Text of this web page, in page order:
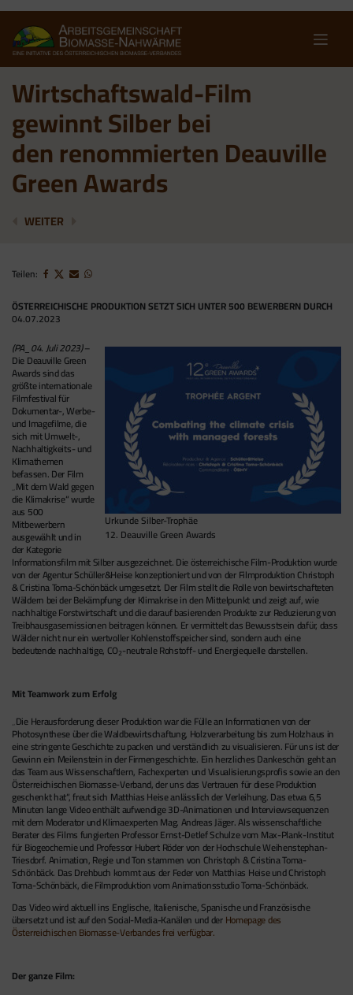
content
Wirtschaftswald-Film
gewinnt Silber bei
den renommierten Deauville
Green Awards
NEUE STUDIE: PROAKTIVER WALDUMBAU HILFT DEM
WEITER
Teilen:
ÖSTERREICHISCHE PRODUKTION SETZT SICH UNTER 500 BEWERBERN DURCH
04.07.2023
Urkunde Silber-Trophäe
12. Deauville Green Awards
(PA_04. Juli 2023)–
Die Deauville Green
Awards sind das
größte internationale
Filmfestival für
Dokumentar-, Werbe-
und Imagefilme, die
sich mit Umwelt-,
Nachhaltigkeits- und
Klimathemen
befassen. Der Film
„Mit dem Wald gegen
die Klimakrise“ wurde
aus 500
Mitbewerbern
ausgewählt und in
der Kategorie
Informationsfilm mit Silber ausgezeichnet. Die österreichische Film-Produktion wurde
von der Agentur Schüller&Heise konzeptioniert und von der Filmproduktion Christoph
& Cristina Toma-Schönbäck umgesetzt. Der Film stellt die Rolle von bewirtschafteten
Wäldern bei der Bekämpfung der Klimakrise in den Mittelpunkt und zeigt auf, wie
nachhaltige Forstwirtschaft und die darauf basierenden Produkte zur Reduzierung von
Treibhausgasemissionen beitragen können. Er vermittelt das Bewusstsein dafür, dass
Wälder nicht nur ein wertvoller Kohlenstoffspeicher sind, sondern auch eine
bedeutende nachhaltige, CO2-neutrale Rohstoff- und Energiequelle darstellen.
Mit Teamwork zum Erfolg
„Die Herausforderung dieser Produktion war die Fülle an Informationen von der
Photosynthese über die Waldbewirtschaftung, Holzverarbeitung bis zum Holzhaus in
eine stringente Geschichte zu packen und verständlich zu visualisieren. Für uns ist der
Gewinn ein Meilenstein in der Firmengeschichte. Ein herzliches Dankeschön geht an
das Team aus Wissenschaftlern, Fachexperten und Visualisierungsprofis sowie an den
Österreichischen Biomasse-Verband, der uns das Vertrauen für diese Produktion
geschenkt hat“, freut sich Matthias Heise anlässlich der Verleihung. Das etwa 6,5
Minuten lange Video enthält aufwendige 3D-Animationen und Interviewsequenzen
mit dem Moderator und Klimaexperten Mag. Andreas Jäger. Als wissenschaftliche
Berater des Films fungierten Professor Ernst-Detlef Schulze vom Max-Plank-Institut
für Biogeochemie und Professor Hubert Röder von der Hochschule Weihenstephan-
Triesdorf. Animation, Regie und Ton stammen von Christoph & Cristina Toma-
Schönbäck. Das Drehbuch kommt aus der Feder von Matthias Heise und Christoph
Toma-Schönbäck, die Filmproduktion vom Animationsstudio Toma-Schönbäck.
Das Video wird aktuell ins Englische, Italienische, Spanische und Französische
übersetzt und ist auf den Social-Media-Kanälen und derHomepage des
Österreichischen Biomasse-Verbandes frei verfügbar.
Der ganze Film: